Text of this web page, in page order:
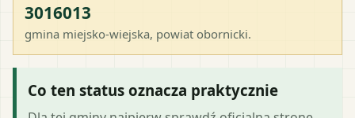
3016013
gmina miejsko-wiejska, powiat obornicki.
Co ten status oznacza praktycznie